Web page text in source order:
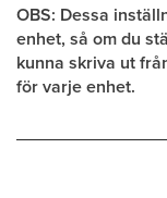
OBS: Dessa
enhet, så om du
kunna skriva ut
för varje enhet.